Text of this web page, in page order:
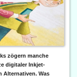
zögern manche
digitaler Inkjet-
Alternativen. Was